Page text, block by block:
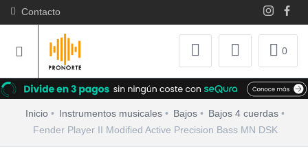
Contacto
0
Inicio Instrumentos musicales Bajos
Bajos 4 cuerdas
Fender Player II Modified Active Precision Bass MN DSK